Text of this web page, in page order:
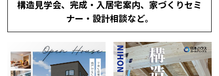
エネルギー自給自足
感謝訪問・長期保証
知られざる檜の効果・作用
理想の木材「檜」
平屋の家
リフォーム トップ
選ばれる理由
賃貸併用住宅のメリット
分譲住宅・土地
構造見学会、完成・入居宅案内、家づくりセミ
ナー・設計相談など。